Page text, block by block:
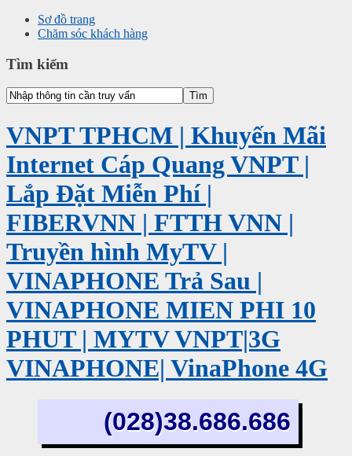
Sơ đồ trang
Chăm sóc khách hàng
Tìm kiếm
VNPT TPHCM | Khuyến Mãi
Internet Cáp Quang VNPT |
Lắp Đặt Miễn Phí |
FIBERVNN | FTTH VNN |
Truyền hình MyTV |
VINAPHONE Trả Sau |
VINAPHONE MIEN PHI 10
PHUT | MYTV VNPT|3G
VINAPHONE| VinaPhone 4G
(028)38.686.686